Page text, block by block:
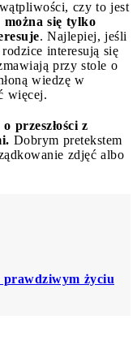
czy to jest
można się tylko
. Najlepiej, jeśli
interesują się
przy stole o
wiedzę w
więcej.
przeszłości z
Dobrym pretekstem
zdjęć albo
prawdziwym życiu